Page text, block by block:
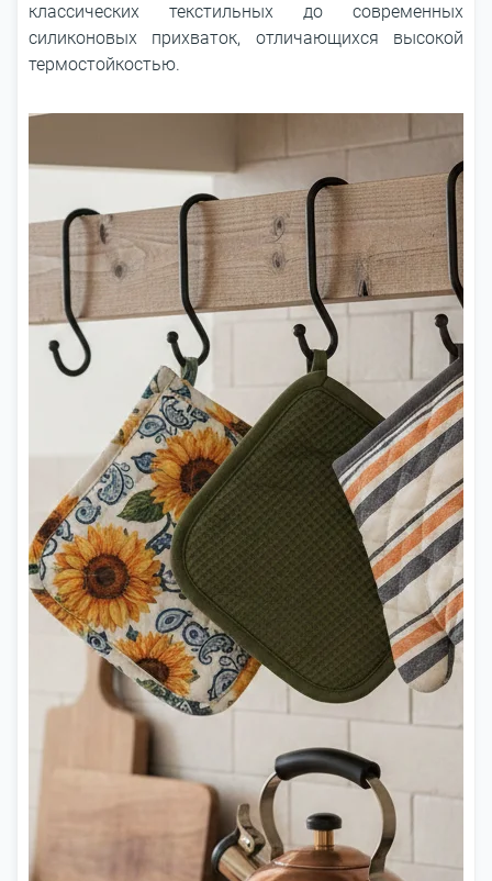
классических текстильных до современных
силиконовых прихваток, отличающихся высокой
термостойкостью.